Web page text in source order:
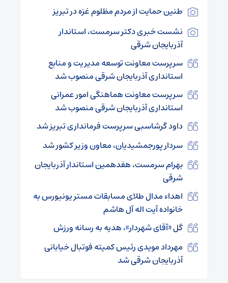
طنین حمایت از مردم مظلوم غزه در تبریز
نشست خبری دکتر سرمست، استاندار
آذربایجان شرقی
سرپرست معاونت توسعه مدیریت و منابع
استانداری آذربایجان شرقی منصوب شد
سرپرست معاونت هماهنگی امور عمرانی
استانداری آذربایجان شرقی منصوب شد
داود گرشاسبی سرپرست فرمانداری تبریز شد
سردار پورجمشیدیان، معاون وزیر کشور شد
بهرام سرمست، هفدهمین استاندار آذربایجان
شرقی
اهداء مدال طلای مسابقات مستر یونیورس به
خانواده آیت اله آل هاشم
گل «آقای شهردار»، هدیه به رسانه ورزش
مهرداد مویدی رئیس کمیته فوتبال خیابانی
آذربایجان شرقی شد